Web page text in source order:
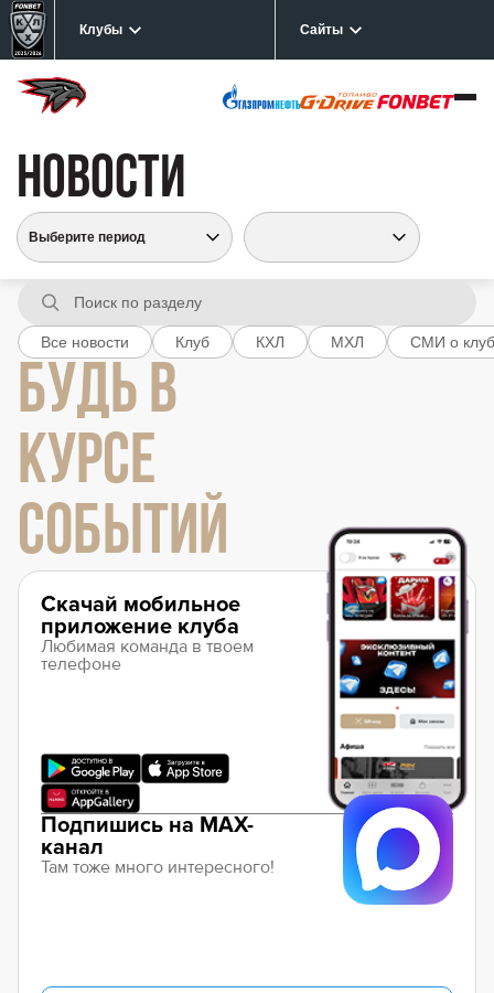
Клубы Сайты
НОВОСТИ
Все новости Клуб КХЛ МХЛ СМИ о
БУДЬ В
КУРСЕ
СОБЫТИЙ
Скачай мобильное
приложение клуба
Любимая команда в твоем
телефоне
Подпишись на MAX-
канал
Там тоже много интересного!